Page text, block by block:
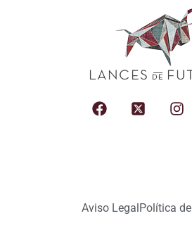
Aviso LegalPolítica